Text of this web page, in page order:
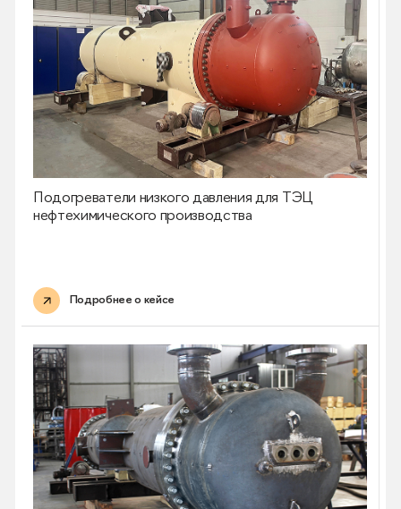
Подогреватели низкого давления для ТЭЦ
нефтехимического производства
Подробнее о кейсе